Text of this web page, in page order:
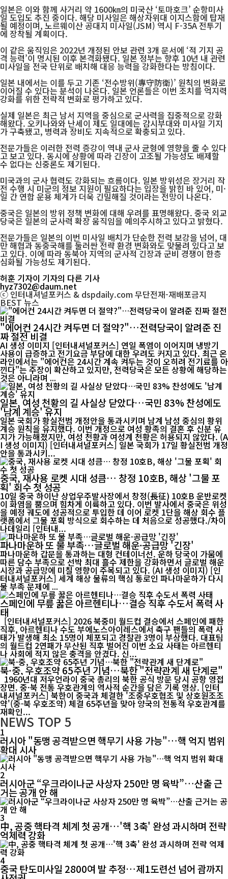
일본은 이와 함께 사거리 약 1600㎞의 미국산 ‘토마호크’ 순항미사
일 도입도 추진 중이다. 해당 미사일은 해상자위대 이지스함에 탑재
될 예정이며, 노르웨이산 공대지 미사일(JSM) 역시 F-35A 전투기
에 장착될 계획이다.
이 같은 움직임은 2022년 개정된 안보 관련 3개 문서에 ‘적 기지 공
격 능력’이 명시된 이후 본격화됐다. 일본 정부는 향후 10년 내 관련
미사일을 전국 단위로 배치해 대응 능력을 강화한다는 방침이다.
일본 내에서는 이를 두고 기존 ‘전수방위(專守防衛)’ 원칙의 변화로
이어질 수 있다는 분석이 나온다. 일본 언론들은 이번 조치를 억지력
강화를 위한 전략적 변화로 평가하고 있다.
실제 일본은 최근 남서 지역을 중심으로 군사력을 집중적으로 강화
해왔다. 오키나와와 난세이 제도 일대에는 감시부대와 미사일 기지
가 구축됐고, 병력과 장비도 지속적으로 확충되고 있다.
전문가들은 이러한 전력 증강이 역내 군사 균형에 영향을 줄 수 있다
고 보고 있다. 동시에 상황에 따라 긴장이 고조될 가능성도 배제할
수 없다는 신중론도 제기된다.
미국과의 군사 협력도 강화되는 흐름이다. 일본 방위성은 장거리 작
전 수행 시 미군의 정보 지원이 필요하다는 입장을 밝힌 바 있어, 미·
일 간 연합 운용 체계가 더욱 긴밀해질 것이라는 전망이 나온다.
중국은 일본의 방위 정책 변화에 대해 우려를 표명해왔다. 중국 외교
당국은 일본의 군사력 확장 움직임을 예의주시하고 있다고 밝혔다.
전문가들은 일본의 이번 미사일 배치가 단순한 전력 보강을 넘어, 대
만 해협과 동중국해를 둘러싼 전략 환경 변화와도 맞물려 있다고 보
고 있다. 이에 따라 동북아 지역의 군사적 긴장과 군비 경쟁이 한층
심화될 가능성도 제기된다.
허훈 기자이 기자의 다른 기사
hyz7302@daum.net
ⓒ 인터내셔널포커스 & dspdaily.com 무단전재-재배포금지
BEST뉴스
"에어컨 24시간 켜두면 더 절약?"…전력당국이 알려준 진
짜 절전 비결
AI 생성 이미지 [인터내셔널포커스] 연일 폭염이 이어지며 냉방기
사용이 급증하고 전기요금 부담에 대한 우려도 커지고 있다. 최근 온
라인에서는 "에어컨은 24시간 계속 켜두는 것이 오히려 전기료를 아
낀다"는 주장이 확산하고 있지만, 전력당국은 모든 상황에 해당하는
것은 아니라며 ...
일본, 여성 천황의 길 사실상 닫았다…국민 83% 찬성에도
'남계 계승' 유지
일본 국회가 황실전범 개정안을 통과시키며 남계 남성 중심의 황위
계승 원칙을 유지했다. 이번 개정으로 여성 황족의 결혼 후 신분 유
지가 가능해졌지만, 여성 천황과 여성계 천황은 허용되지 않았다. (A
I 생성 이미지) [인터내셔널포커스] 일본 국회가 17일 황실전범 개정
안을 통과시키...
중국, 재사용 로켓 시대 성큼… 창정 10호B, 해상 '그물 포
획' 회수 첫 성공
10일 중국 하이난 상업우주발사장에서 창정(長征) 10호B 운반로켓
이 화염을 뿜으며 힘차게 이륙하고 있다. 이번 발사에서 중국은 위성
을 예정 궤도에 성공적으로 투입한 데 이어 로켓 1단을 해상 회수 플
랫폼에서 그물 포획 방식으로 회수하는 데 처음으로 성공했다./차이
나데일리 [인터내...
파나마운하 또 물 부족…글로벌 해운·공급망 '긴장'
파나마운하 갑문을 통과하는 대형 컨테이너선. 운하 당국이 가뭄에
따른 담수 부족으로 선박 최대 흘수 제한을 강화하면서 글로벌 해운
시장과 공급망에 미칠 영향이 주목되고 있다. (AI 생성 이미지) [인
터내셔널포커스] 세계 해상 물류의 핵심 통로인 파나마운하가 다시
물 부족 문제에 ...
스페인에 무릎 꿇은 아르헨티나…결승 직후 수도서 폭력 사
태
[인터내셔널포커스] 2026 북중미 월드컵 결승에서 스페인에 패한
직후, 아르헨티나 수도 부에노스아이레스에서 축구 팬들의 폭력 사
태가 발생해 최소 15명이 체포되고 경찰관 3명이 부상했다. 대표팀
의 월드컵 2연패가 무산된 직후 벌어진 이번 소요 사태는 아르헨티
나 사회에 적지 않은 충격을 안겼다. 신...
북·중, 우호조약 65주년 기념…북한 "전략관계 새 단계로"
장면. 중·북 전통 우호관계의 역사적 순간을 담은 기록 영상. [인터
내셔널포커스] 북한이 중국과 체결한 '조중우호협조 및 상호원조조
약'(중·북 우호조약) 체결 65주년을 맞아 양국의 전통적 우호관계를
재확인...
NEWS TOP 5
1
러시아 "동맹 공격받으면 핵무기 사용 가능"…핵 억지 범위
확대 시사
2
러시아군 “우크라이나군 사상자 250만 명 육박”…산출 근
거는 공개 안 해
3
中, 공중 핵타격 체계 첫 공개…'핵 3축' 완성 과시하며 전략
억제력 강화
4
중국 탄도미사일 2800여 발 추정…제1도련선 넘어 괌까지